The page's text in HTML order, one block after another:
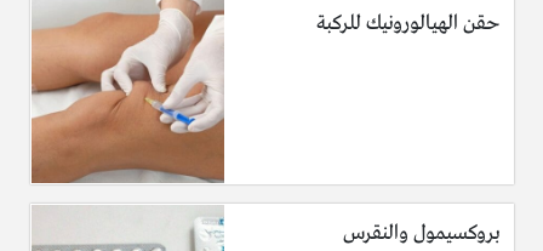
حقن الهيالورونيك للركبة
بروكسيمول والنقرس